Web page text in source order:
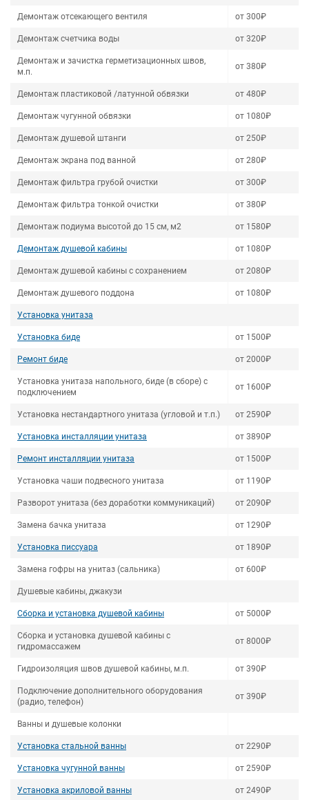
Демонтаж отсекающего вентиля от 300₽
Демонтаж счетчика воды от 320₽
Демонтаж и зачистка герметизационных швов,
м.п.
от 380₽
Демонтаж пластиковой /латунной обвязки от 480₽
Демонтаж чугунной обвязки от 1080₽
Демонтаж душевой штанги от 250₽
Демонтаж экрана под ванной от 280₽
Демонтаж фильтра грубой очистки от 300₽
Демонтаж фильтра тонкой очистки от 380₽
Демонтаж подиума высотой до 15 см, м2 от 1580₽
Демонтаж душевой кабины от 1080₽
Демонтаж душевой кабины с сохранением от 2080₽
Демонтаж душевого поддона от 1080₽
Установка унитаза
Установка биде от 1500₽
Ремонт биде от 2000₽
Установка унитаза напольного, биде (в сборе) с
подключением
от 1600₽
Установка нестандартного унитаза (угловой и т.п.) от 2590₽
Установка инсталляции унитаза от 3890₽
Ремонт инсталляции унитаза от 1500₽
Установка чаши подвесного унитаза от 1190₽
Разворот унитаза (без доработки коммуникаций) от 2090₽
Замена бачка унитаза от 1290₽
Установка писсуара от 1890₽
Замена гофры на унитаз (сальника) от 600₽
Душевые кабины, джакузи
Сборка и установка душевой кабины от 5000₽
Сборка и установка душевой кабины с
гидромассажем
от 8000₽
Гидроизоляция швов душевой кабины, м.п. от 390₽
Подключение дополнительного оборудования
(радио, телефон)
от 390₽
Ванны и душевые колонки
Установка стальной ванны от 2290₽
Установка чугунной ванны от 2590₽
Установка акриловой ванны от 2490₽